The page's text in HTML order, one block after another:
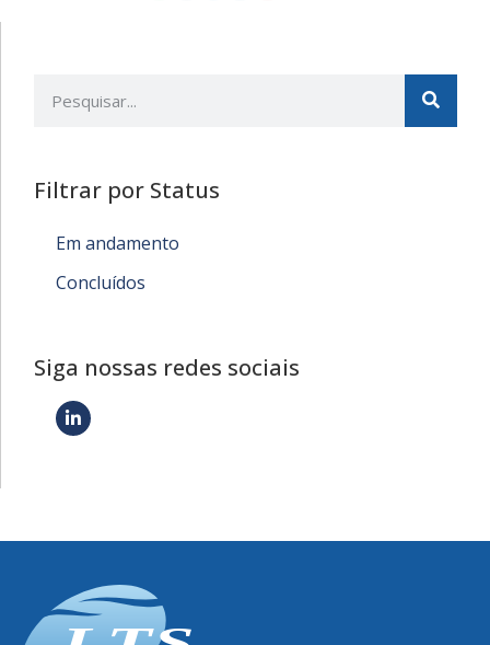
Filtrar por Status
Em andamento
Concluídos
Siga nossas redes sociais